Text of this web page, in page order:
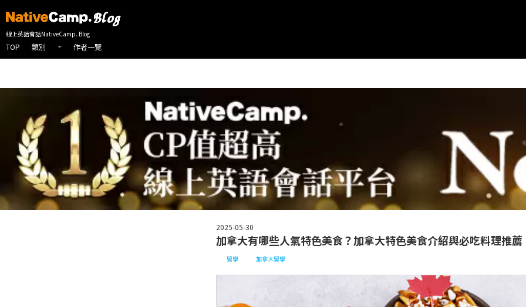
線上英會話首頁 NativeCamp 英會話部落格
線上英語會話NativeCamp. Blog
TOP 類別 作者一覽
2025-05-30
加拿大有哪些人氣特色美食？加拿大特色美食介紹與必吃料理推薦
留學 加拿大留學